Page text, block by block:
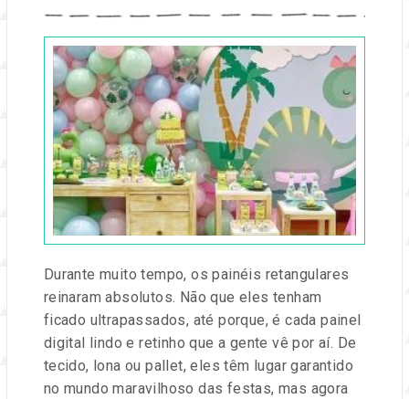
Publicado
em
28
ago,
2019por
Dorinha
Lira
Durante muito tempo, os painéis retangulares
reinaram absolutos. Não que eles tenham
ficado ultrapassados, até porque, é cada painel
digital lindo e retinho que a gente vê por aí. De
tecido, lona ou pallet, eles têm lugar garantido
no mundo maravilhoso das festas, mas agora